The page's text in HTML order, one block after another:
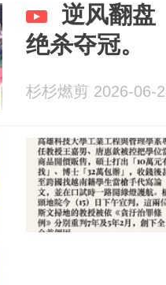
逆风翻盘
绝杀夺冠。
杉杉燃剪 2026-06-